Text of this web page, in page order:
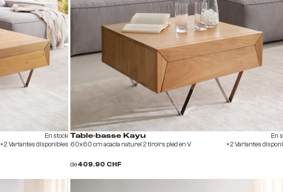
En stock
+2 Variantes disponibles
Table-basse Kayu
60x60 cm acacia naturel 2 tiroirs pied en V
de409.90 CHF
En
+2 Variantes